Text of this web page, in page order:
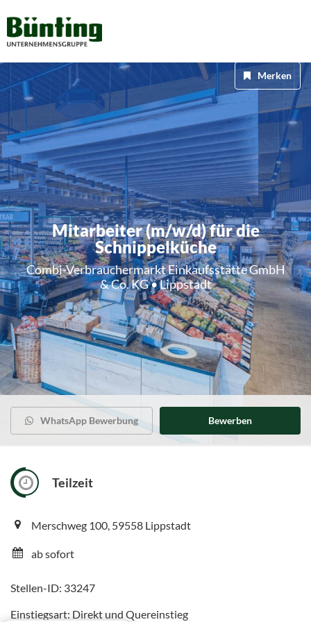
Mitarbeiter (m/w/d) für die
Schnippelküche
Combi-Verbrauchermarkt Einkaufsstätte GmbH
& Co. KG • Lippstadt
Merken
WhatsApp Bewerbung Bewerben
Teilzeit
Merschweg 100, 59558 Lippstadt
ab sofort
Stellen-ID: 33247
Einstiegsart: Direkt und Quereinstieg